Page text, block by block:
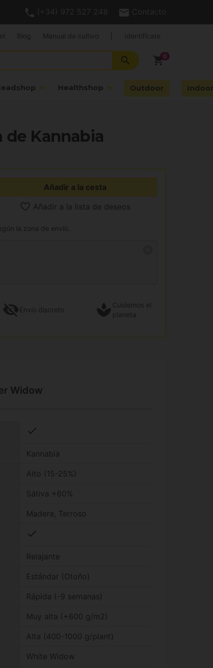
(+34) 972 527 248 Contacto
shopping_cart
search
Healthshop Outdoor
Blog Manual de cultivo Identifícate
de Kannabia
Añadir a la cesta
Añadir a la lista de deseos
la zona de envío.
Envío discreto
Cuidemos el
planeta
Widow
check
Kannabia
Alto (15-25%)
Sátiva +60%
Madera, Terroso
check
Relajante
Estándar (Otoño)
Rápida (-9 semanas)
Muy alta (+600 g/m2)
Alta (400-1000 g/plant)
White Widow